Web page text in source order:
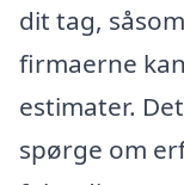
dit tag,
firmaerne
estimater.
spørge om